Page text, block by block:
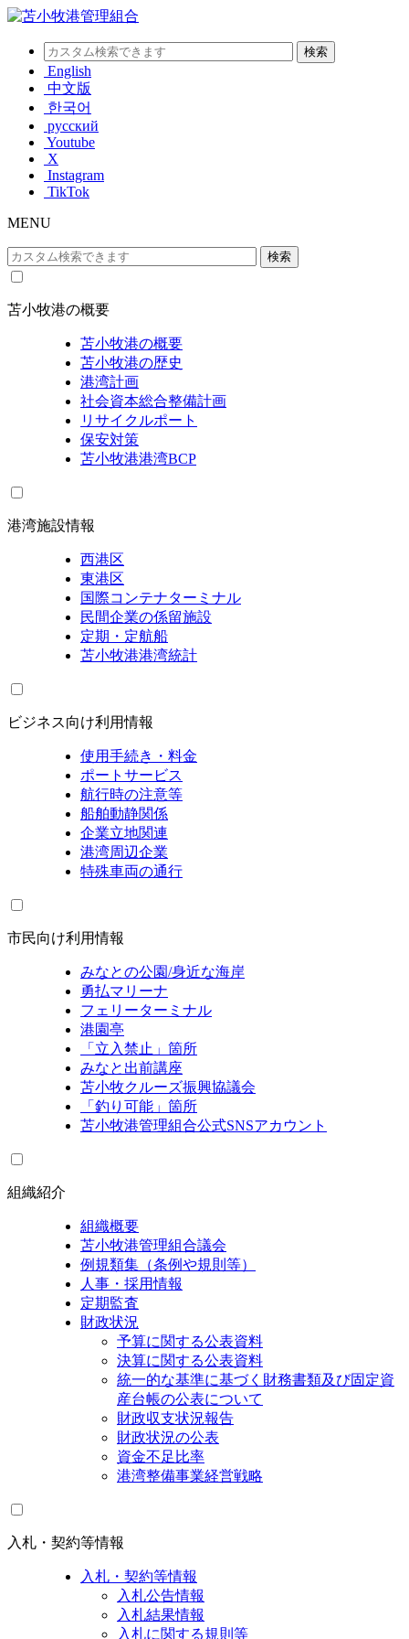
English
中文版
한국어
русский
Youtube
X
Instagram
TikTok
MENU
苫小牧港の概要
苫小牧港の概要
苫小牧港の歴史
港湾計画
社会資本総合整備計画
リサイクルポート
保安対策
苫小牧港港湾BCP
港湾施設情報
西港区
東港区
国際コンテナターミナル
民間企業の係留施設
定期・定航船
苫小牧港港湾統計
ビジネス向け利用情報
使用手続き・料金
ポートサービス
航行時の注意等
船舶動静関係
企業立地関連
港湾周辺企業
特殊車両の通行
市民向け利用情報
みなとの公園/身近な海岸
勇払マリーナ
フェリーターミナル
港園亭
「立入禁止」箇所
みなと出前講座
苫小牧クルーズ振興協議会
「釣り可能」箇所
苫小牧港管理組合公式SNSアカウント
組織紹介
組織概要
苫小牧港管理組合議会
例規類集（条例や規則等）
人事・採用情報
定期監査
財政状況
予算に関する公表資料
決算に関する公表資料
統一的な基準に基づく財務書類及び固定資
産台帳の公表について
財政収支状況報告
財政状況の公表
資金不足比率
港湾整備事業経営戦略
入札・契約等情報
入札・契約等情報
入札公告情報
入札結果情報
入札に関する規則等